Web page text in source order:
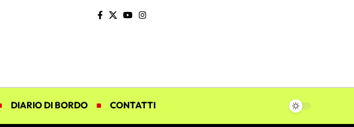
DIARIO DI BORDO CONTATTI